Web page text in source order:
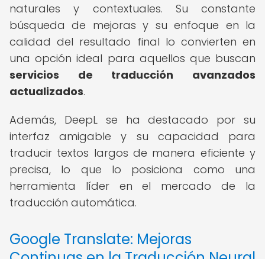
naturales y contextuales. Su constante
búsqueda de mejoras y su enfoque en la
calidad del resultado final lo convierten en
una opción ideal para aquellos que buscan
servicios de traducción avanzados
actualizados.
Además, DeepL se ha destacado por su
interfaz amigable y su capacidad para
traducir textos largos de manera eficiente y
precisa, lo que lo posiciona como una
herramienta líder en el mercado de la
traducción automática.
Google Translate: Mejoras